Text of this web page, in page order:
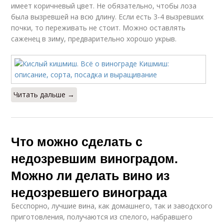
имеет коричневый цвет. Не обязательно, чтобы лоза
была вызревшей на всю длину. Если есть 3-4 вызревших
почки, то переживать не стоит. Можно оставлять
саженец в зиму, предварительно хорошо укрыв.
Читать дальше →
Что можно сделать с
недозревшим виноградом.
Можно ли делать вино из
недозревшего винограда
Бесспорно, лучшие вина, как домашнего, так и заводского
приготовления, получаются из спелого, набравшего